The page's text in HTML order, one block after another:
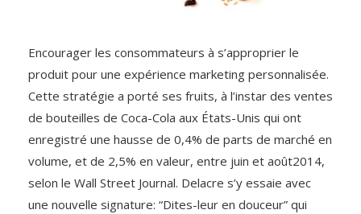
Encourager les consommateurs à s’approprier le
produit pour une expérience marketing personnalisée.
Cette stratégie a porté ses fruits, à l’instar des ventes
de bouteilles de Coca-Cola aux États-Unis qui ont
enregistré une hausse de 0,4% de parts de marché en
volume, et de 2,5% en valeur, entre juin et août2014,
selon le Wall Street Journal. Delacre s’y essaie avec
une nouvelle signature: “Dites-leur en douceur” qui